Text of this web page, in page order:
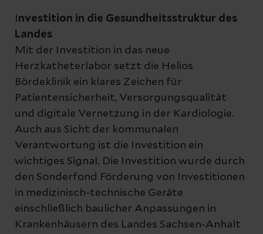
nvestition in die Gesundheitsstruktur des
Landes
Mit der Investition in das neue
Herzkatheterlabor setzt die Helios
Bördeklinik ein klares Zeichen für
Patientensicherheit, Versorgungsqualität
und digitale Vernetzung in der Kardiologie.
Auch aus Sicht der kommunalen
Verantwortung ist die Investition ein
wichtiges Signal. Die Investition wurde durch
den Sonderfond Förderung von Investitionen
in medizinisch-technische Geräte
einschließlich baulicher Anpassungen in
Krankenhäusern des Landes Sachsen-Anhalt